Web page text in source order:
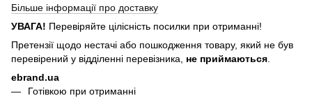
Більше інформації про доставку
УВАГА! Перевіряйте цілісність посилки при отриманні!
Претензії щодо нестачі або пошкодження товару, який не був
перевірений у відділенні перевізника, не приймаються
ebrand.ua
Готівкою при отриманні